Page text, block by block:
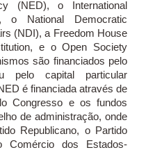
(NED), o International
o National Democratic
(NDI), a Freedom House
e o Open Society
são financiados pelo
pelo capital particular
é financiada através de
Congresso e os fundos
de administração, onde
Republicano, o Partido
Comércio dos Estados-